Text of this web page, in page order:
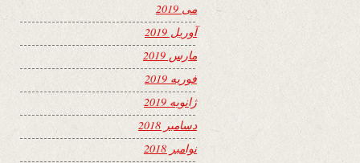
می 2019
آوریل 2019
مارس 2019
فوریه 2019
ژانویه 2019
دسامبر 2018
نوامبر 2018